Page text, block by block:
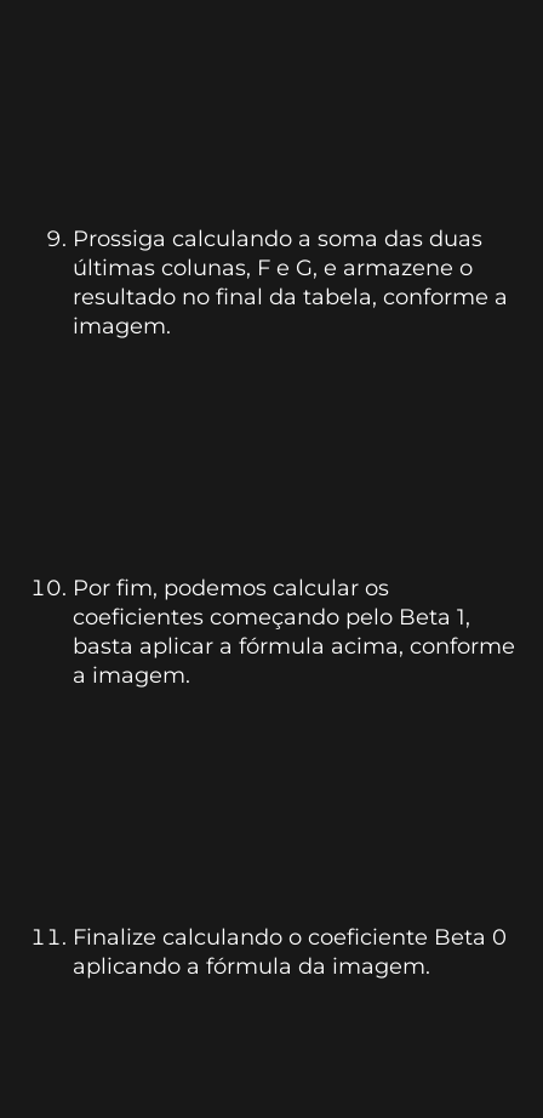
Prossiga calculando a soma das duas
últimas colunas, F e G, e armazene o
resultado no final da tabela, conforme a
imagem.
Por fim, podemos calcular os
coeficientes começando pelo Beta 1,
basta aplicar a fórmula acima, conforme
a imagem.
Finalize calculando o coeficiente Beta 0
aplicando a fórmula da imagem.